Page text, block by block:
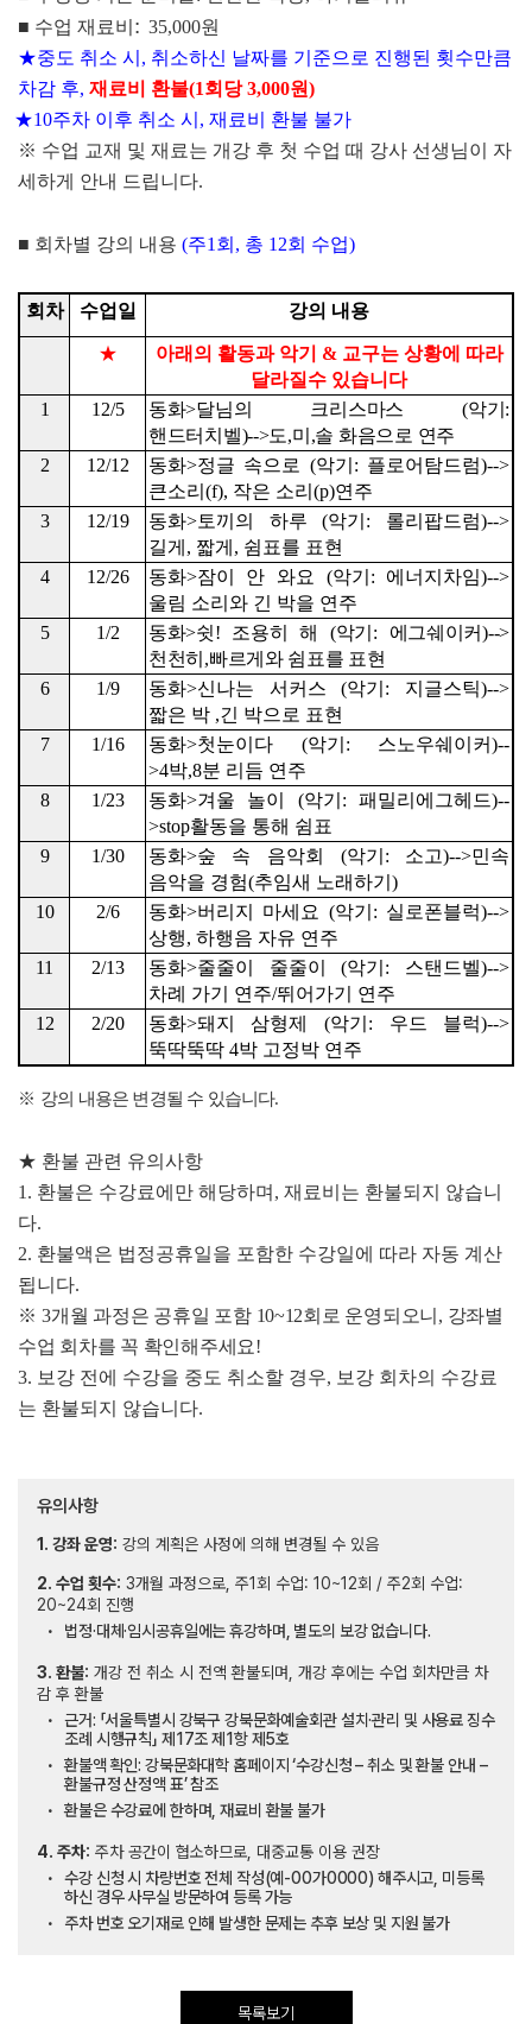
■ 수업 재료비 : 35,000원
★중도 취소 시 , 취소하신 날짜를 기준으로 진행된 횟수만큼
차감 후, 재료비 환불(1회당3,000원)
★10주차 이후 취소 시 ,재료비 환불 불가
※ 수업 교재 및 재료는 개강 후 첫 수업 때 강사 선생님이 자
세하게 안내 드립니다.
■ 회차별 강의 내용 (주1 회 , 총 12회 수업)
회차 수업일 강의 내용
★ 아래의 활동과 악기 & 교구는 상황에 따라
달라질수 있습니다
1
12/5 동화>달님의 크리스마스(악기 :
핸드터치벨)-->도,미 ,솔 화음으로 연주
2
12/12 동화>정글 속으로 (악기 : 플로어탐드럼)-->
큰소리 (f), 작은 소리 (p)연주
3
12/19 동화>토끼의 하루(악기 : 롤리팝드럼)-->
길게 , 짧게 , 쉼표를 표현
4
12/26 동화>잠이 안 와요 (악기 : 에너지차임)-->
울림 소리와 긴 박을 연주
5
1/2 동화>쉿! 조용히 해 (악기 : 에그쉐이커)-->
천천히 ,빠르게와 쉼표를 표현
6
1/9 동화>신나는 서커스(악기 : 지글스틱)-->
짧은 박 ,긴 박으로 표현
7
1/16 동화>첫눈이다 (악기 : 스노우쉐이커)--
>4박,8분 리듬 연주
8
1/23 동화>겨울 놀이 (악기 :패밀리에그헤드)--
>stop활동을 통해 쉼표
9
1/30 동화>숲 속 음악회 (악기 : 소고)-->민속
음악을 경험(추임새 노래하기 )
10
2/6 동화>버리지 마세요 (악기 : 실로폰블럭)-->
상행, 하행음 자유 연주
11
2/13 동화>줄줄이 줄줄이(악기 : 스탠드벨)-->
차례 가기 연주/뛰어가기 연주
12
2/20 동화>돼지 삼형제 (악기 : 우드 블럭)-->
뚝딱뚝딱 4박 고정박 연주
※ 강의 내용은 변경될 수 있습니다.
★ 환불 관련 유의사항
1. 환불은 수강료에만 해당하며 , 재료비는 환불되지 않습니
다.
2. 환불액은 법정공휴일을 포함한 수강일에 따라 자동 계산
됩니다.
※ 3개 월 과정은 공휴일 포함 10~12회로 운영되오니 , 강좌별
수업 회차를 꼭 확인해주세요!
3. 보강 전에 수강을 중도 취소할 경우, 보강 회차의 수강료
는 환불되지 않습니다.
유의사항
1. 강좌 운영: 강의 계획은 사정에 의해 변경될 수 있음
2. 수업 횟수: 3개월 과정으로, 주1회 수업: 10~12회 / 주2회 수업:
20~24회 진행
법정·대체·임시공휴일에는 휴강하며, 별도의 보강 없습니다.
3. 환불: 개강 전 취소 시 전액 환불되며, 개강 후에는 수업 회차만큼 차
감 후 환불
근거: 「서울특별시 강북구 강북문화예술회관 설치·관리 및 사용료 징수
조례 시행규칙」 제17조 제1항 제5호
환불액 확인: 강북문화대학 홈페이지 ‘수강신청 – 취소 및 환불 안내 –
환불규정 산정액 표’ 참조
환불은 수강료에 한하며, 재료비 환불 불가
4. 주차: 주차 공간이 협소하므로, 대중교통 이용 권장
수강 신청 시 차량번호 전체 작성(예-00가0000) 해주시고, 미등록
하신 경우 사무실 방문하여 등록 가능
주차 번호 오기재로 인해 발생한 문제는 추후 보상 및 지원 불가
목록보기